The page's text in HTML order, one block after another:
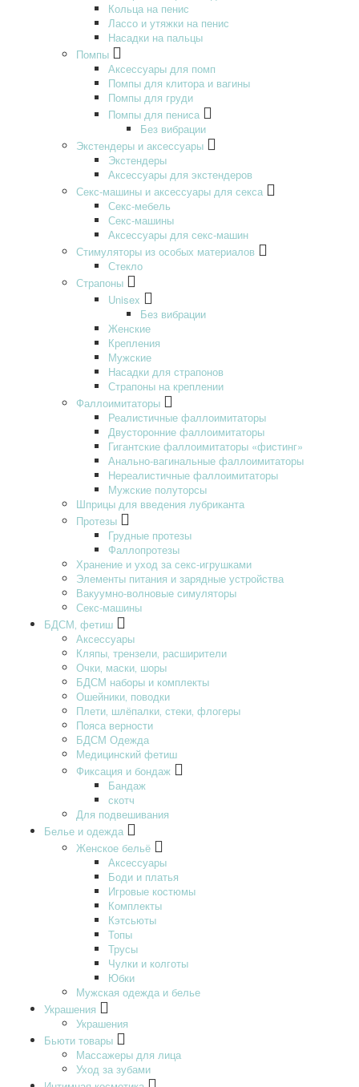
Кольца на пенис
Лассо и утяжки на пенис
Насадки на пальцы
Помпы
Аксессуары для помп
Помпы для клитора и вагины
Помпы для груди
Помпы для пениса
Без вибрации
Экстендеры и аксессуары
Экстендеры
Аксессуары для экстендеров
Секс-машины и аксессуары для секса
Секс-мебель
Секс-машины
Аксессуары для секс-машин
Стимуляторы из особых материалов
Стекло
Страпоны
Unisex
Без вибрации
Женские
Крепления
Мужские
Насадки для страпонов
Страпоны на креплении
Фаллоимитаторы
Реалистичные фаллоимитаторы
Двусторонние фаллоимитаторы
Гигантские фаллоимитаторы «фистинг»
Анально-вагинальные фаллоимитаторы
Нереалистичные фаллоимитаторы
Мужские полуторсы
Шприцы для введения лубриканта
Протезы
Грудные протезы
Фаллопротезы
Хранение и уход за секс-игрушками
Элементы питания и зарядные устройства
Вакуумно-волновые симуляторы
Секс-машины
БДСМ‚ фетиш
Аксессуары
Кляпы‚ трензели‚ расширители
Очки‚ маски‚ шоры
БДСМ наборы и комплекты
Ошейники‚ поводки
Плети‚ шлёпалки‚ стеки‚ флогеры
Пояса верности
БДСМ Одежда
Медицинский фетиш
Фиксация и бондаж
Бандаж
скотч
Для подвешивания
Белье и одежда
Женское бельё
Аксессуары
Боди и платья
Игровые костюмы
Комплекты
Кэтсьюты
Топы
Трусы
Чулки и колготы
Юбки
Мужская одежда и белье
Украшения
Украшения
Бьюти товары
Массажеры для лица
Уход за зубами